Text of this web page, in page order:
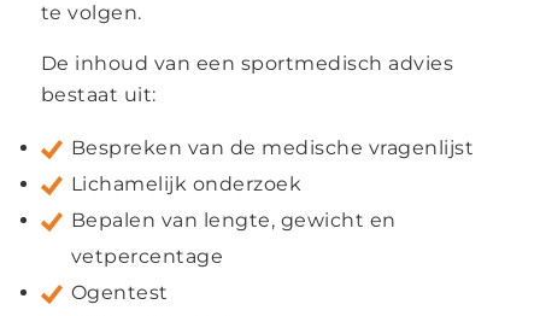
te volgen.
De inhoud van een sportmedisch advies
bestaat uit:
Bespreken van de medische vragenlijst
Lichamelijk onderzoek
Bepalen van lengte, gewicht en
vetpercentage
Ogentest